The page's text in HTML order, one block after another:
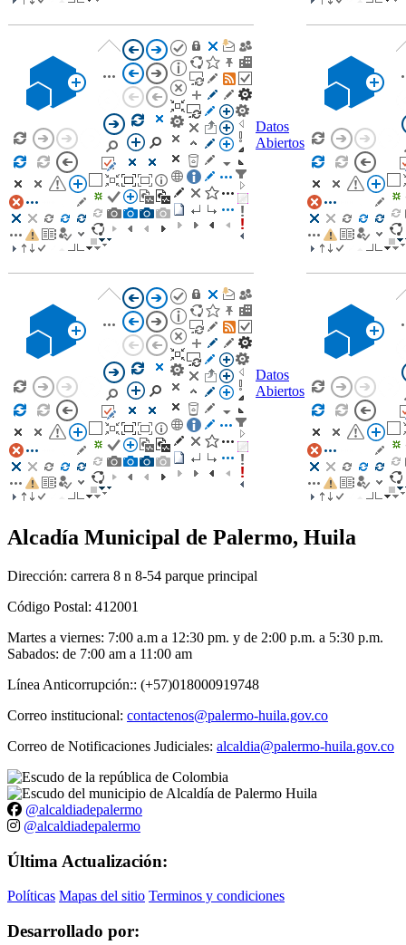
Datos
Abiertos
Datos
Abiertos
Alcadía Municipal de Palermo, Huila
Dirección: carrera 8 n 8-54 parque principal
Código Postal: 412001
Martes a viernes: 7:00 a.m a 12:30 pm. y de 2:00 p.m. a 5:30 p.m.
Sabados: de 7:00 am a 11:00 am
Línea Anticorrupción:: (+57)018000919748
Correo institucional: contactenos@palermo-huila.gov.co
Correo de Notificaciones Judiciales: alcaldia@palermo-huila.gov.co
@alcaldiadepalermo
@alcaldiadepalermo
Última Actualización:
Políticas Mapas del sitio Terminos y condiciones
Desarrollado por: